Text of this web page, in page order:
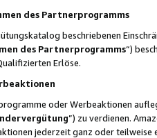
des Partnerprogramms
beschriebenen
des Partnerprogramms“)
Erlöse.
oder Werbeaktionen
”) zu verdienen.
jederzeit ganz oder